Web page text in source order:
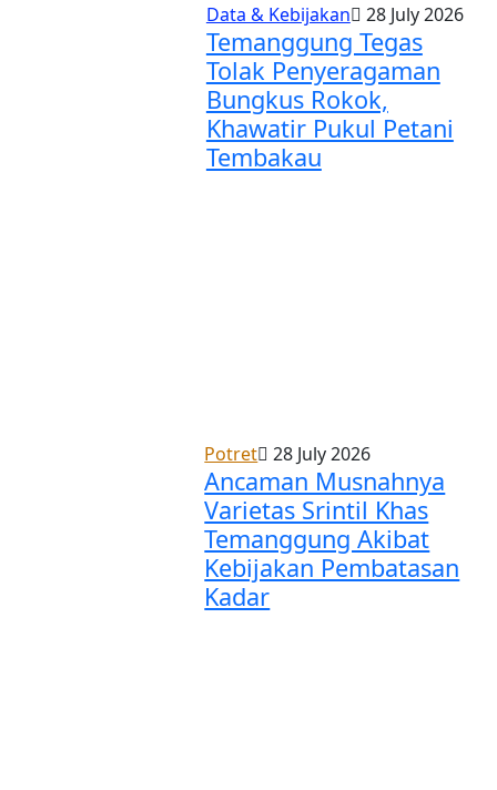
Data & Kebijakan 28 July 2026
Temanggung Tegas
Tolak Penyeragaman
Bungkus Rokok,
Khawatir Pukul Petani
Tembakau
Potret 28 July 2026
Ancaman Musnahnya
Varietas Srintil Khas
Temanggung Akibat
Kebijakan Pembatasan
Kadar